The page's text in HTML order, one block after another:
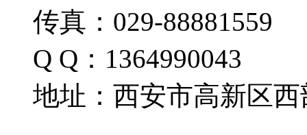
传真：029-88881559
Q Q：1364990043
地址：西安市高新区西